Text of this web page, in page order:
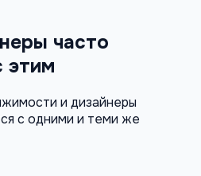
часто
этим
и дизайнеры
с одними и теми же